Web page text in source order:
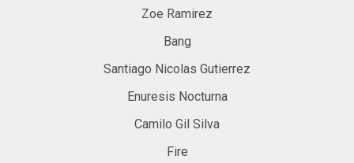
Zoe Ramirez
Bang
Santiago Nicolas Gutierrez
Enuresis Nocturna
Camilo Gil Silva
Fire